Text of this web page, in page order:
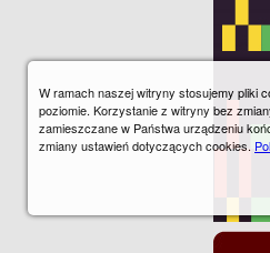
W ramach naszej witryny stosujemy pliki
poziomie. Korzystanie z witryny bez
zamieszczane w Państwa urządzeniu
zmiany ustawień dotyczących cookies.